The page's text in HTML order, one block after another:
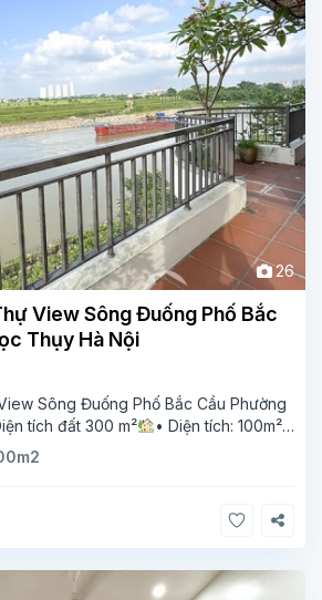
26
View Sông Đuống Phố Bắc
Thụy Hà Nội
Sông Đuống Phố Bắc Cầu Phường
tích đất 300 m²
• Diện tích: 100m²x
1 phòng khách, 1 phòng bếp,1 phòng
Tầng 2 có 2 phòng